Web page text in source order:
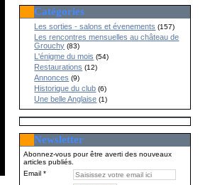
Catégories
Les sorties - salons et évenements (157)
Les rencontres mensuelles au château de
Grouchy (83)
L'énigme du mois (54)
Restaurations (12)
Annonces (9)
Historique du club (6)
Une belle Anglaise (1)
Newsletter
Abonnez-vous pour être averti des nouveaux
articles publiés.
Email